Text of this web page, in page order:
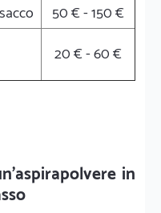
50 € - 150 €
20 € - 60 €
in